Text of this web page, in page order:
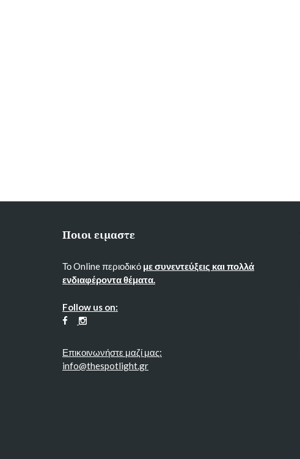
Ποιοι ειμαστε
Το Online περιοδικό με συνεντεύξεις και πολλά
ενδιαφέροντα θέματα.
Follow us on:
Επικοινωνήστε μαζί μας:
info@thespotlight.gr